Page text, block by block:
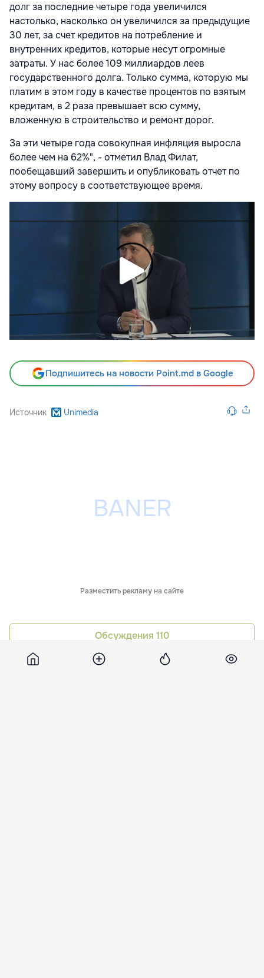
долг за последние четыре года увеличился
настолько, насколько он увеличился за предыдущие
30 лет, за счет кредитов на потребление и
внутренних кредитов, которые несут огромные
затраты. У нас более 109 миллиардов леев
государственного долга. Только сумма, которую мы
платим в этом году в качестве процентов по взятым
кредитам, в 2 раза превышает всю сумму,
вложенную в строительство и ремонт дорог.
За эти четыре года совокупная инфляция выросла
более чем на 62%", - отметил Влад Филат,
пообещавший завершить и опубликовать отчет по
этому вопросу в соответствующее время.
Подпишитесь на новости Point.md в Google
Источник Unimedia
Разместить рекламу на сайте
Обсуждения 110